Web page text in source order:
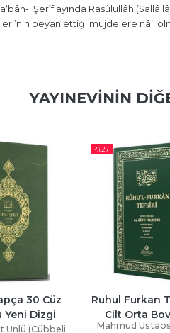
ı Şerîf ayında Rasûlüllâh
beyan ettiği müjdelere nâil
YAYINEVININ
Tefsiri 20.
- Ciltli
Kuranı Azim ve
Kelime
Ahmet Mahmut